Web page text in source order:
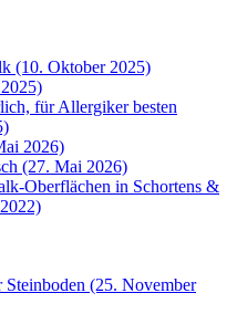
(10. Oktober 2025)
für Allergiker besten
2026)
(27. Mai 2026)
Oberflächen in Schortens &
Steinboden (25. November